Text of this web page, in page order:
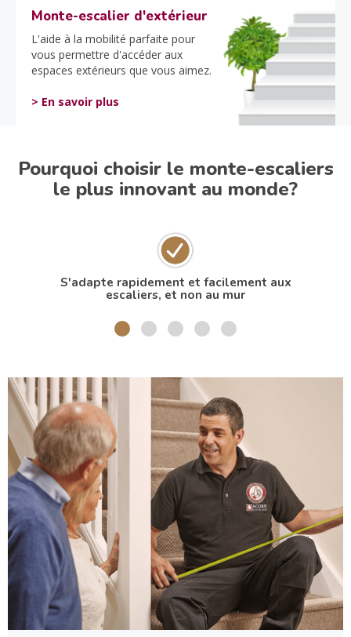
Monte-escalier d'extérieur
L'aide à la mobilité parfaite pour
vous permettre d'accéder aux
espaces extérieurs que vous aimez.
> En savoir plus
Pourquoi choisir le monte-escaliers
le plus innovant au monde?
S'adapte rapidement et facilement aux
escaliers, et non au mur